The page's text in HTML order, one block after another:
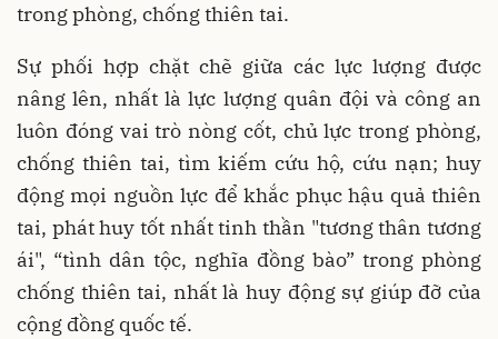
trong phòng, chống thiên tai.
Sự phối hợp chặt chẽ giữa các lực lượng được
nâng lên, nhất là lực lượng quân đội và công an
luôn đóng vai trò nòng cốt, chủ lực trong phòng,
chống thiên tai, tìm kiếm cứu hộ, cứu nạn; huy
động mọi nguồn lực để khắc phục hậu quả thiên
tai, phát huy tốt nhất tinh thần "tương thân tương
ái", “tình dân tộc, nghĩa đồng bào” trong phòng
chống thiên tai, nhất là huy động sự giúp đỡ của
cộng đồng quốc tế.